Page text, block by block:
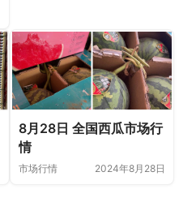
8月28日 全国西瓜市场行
情
市场行情 2024年8月28日